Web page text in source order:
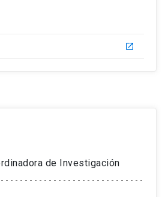
launch
de Investigación